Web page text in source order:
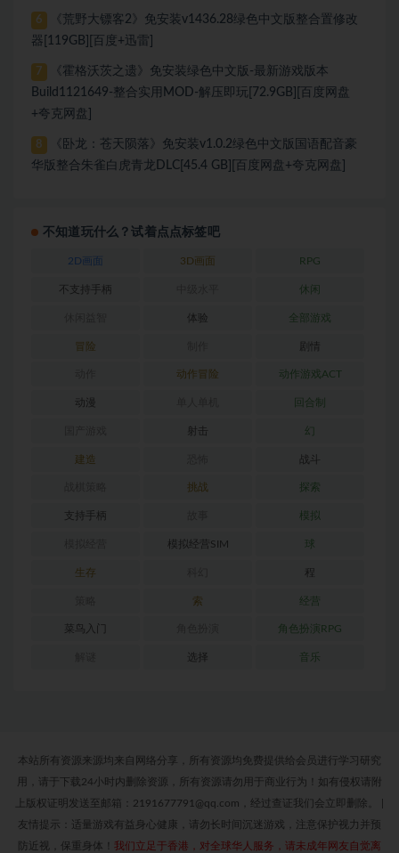
6
《荒野大镖客2》免安装v1436.28绿色中文版整合置修改
器[119GB][百度+迅雷]
7
《霍格沃茨之遗》免安装绿色中文版-最新游戏版本
Build1121649-整合实用MOD-解压即玩[72.9GB][百度网盘
+夸克网盘]
8
《卧龙：苍天陨落》免安装v1.0.2绿色中文版国语配音豪
华版整合朱雀白虎青龙DLC[45.4 GB][百度网盘+夸克网盘]
不知道玩什么？试着点点标签吧
2D画面 3D画面 RPG
不支持手柄 休闲
体验 全部游戏
冒险 剧情
动作冒险 动作游戏ACT
动漫 回合制
射击 幻
建造 战斗
挑战 探索
支持手柄 模拟
模拟经营SIM 球
生存 程
索 经营
菜鸟入门 角色扮演RPG
选择 音乐
本站所有资源来源均来自网络分享，所有资源均免费提供给会员进行学习研究
用，请于下载24小时内删除资源，所有资源请勿用于商业行为！如有侵权请附
上版权证明发送至邮箱：2191677791@qq.com，经过查证我们会立即删除。
友情提示：适量游戏有益身心健康，请勿长时间沉迷游戏，注意保护视力并预
防近视，保重身体！ 我们立足于香港，对全球华人服务，请未成年网友自觉离